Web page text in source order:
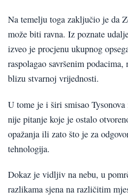
Na temelju toga zaključio je da
može biti ravna. Iz poznate
izveo je procjenu ukupnog
raspolagao savršenim
blizu stvarnoj vrijednosti.
U tome je i širi smisao
nije pitanje koje je ostalo
opažanja ili zato što je za
tehnologija.
Dokaz je vidljiv na nebu, u
razlikama sjena na različitim